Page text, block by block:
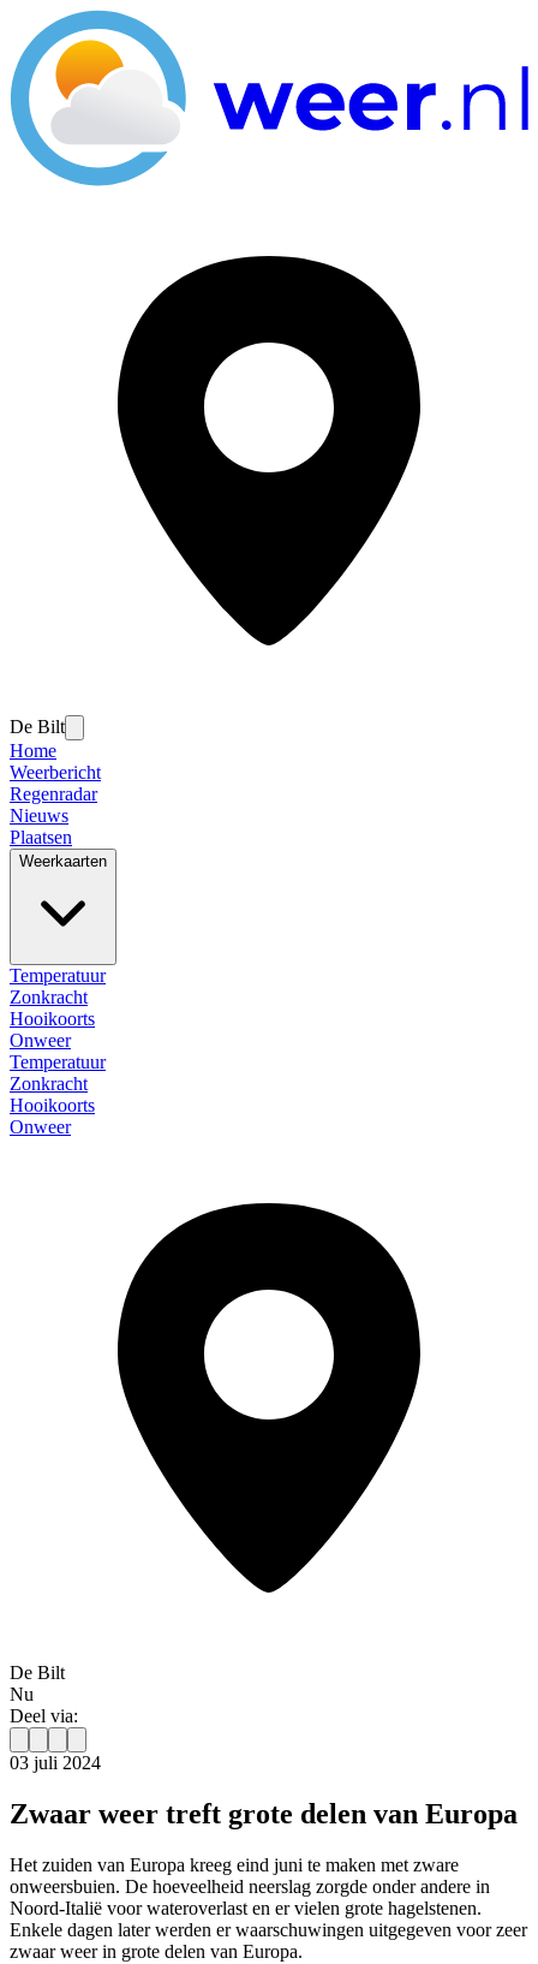
De Bilt
Home
Weerbericht
Regenradar
Nieuws
Plaatsen
Weerkaarten
Temperatuur
Zonkracht
Hooikoorts
Onweer
Temperatuur
Zonkracht
Hooikoorts
Onweer
De Bilt
Nu
Deel via:
03 juli 2024
Zwaar weer treft grote delen van Europa
Het zuiden van Europa kreeg eind juni te maken met zware
onweersbuien. De hoeveelheid neerslag zorgde onder andere in
Noord-Italië voor wateroverlast en er vielen grote hagelstenen.
Enkele dagen later werden er waarschuwingen uitgegeven voor zeer
zwaar weer in grote delen van Europa.